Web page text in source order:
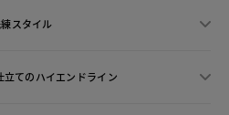
スタイル
てのハイエンドライン